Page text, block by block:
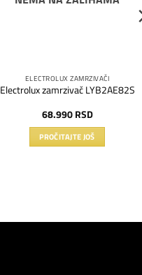
ELECTROLUX ZAMRZIVAČI
Electrolux zamrzivač LYB2AE82S
68.990 RSD
PROČITAJTE JOŠ